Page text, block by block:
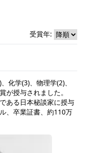
受賞年:
化学(3)、物理学(2)、
が授与されました。
ある日本秘談家に授与
、卒業証書、約110万